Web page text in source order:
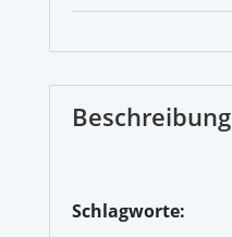
Beschreibung
Schlagworte: